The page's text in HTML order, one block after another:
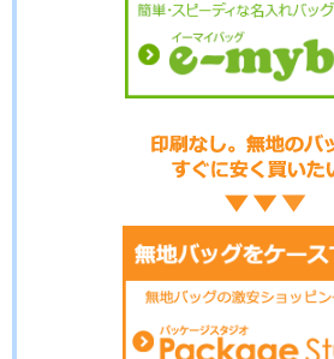
No.15-056
No.15-052